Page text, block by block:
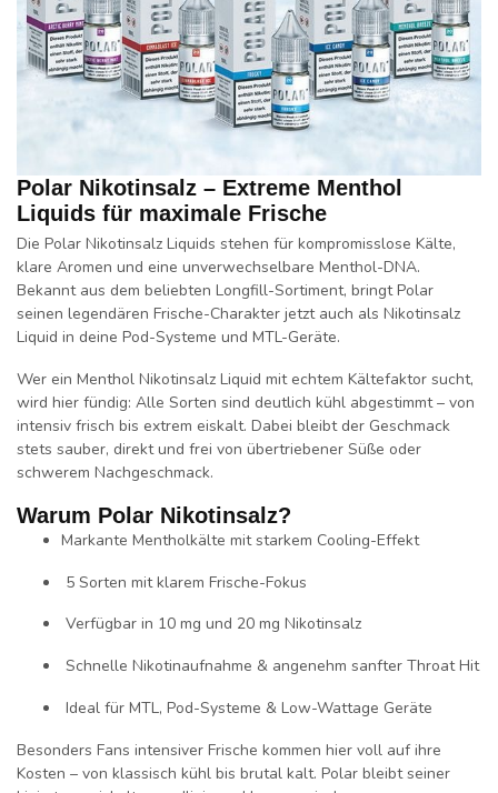
Polar Nikotinsalz – Extreme Menthol
Liquids für maximale Frische
Die Polar Nikotinsalz Liquids stehen für kompromisslose Kälte,
klare Aromen und eine unverwechselbare Menthol-DNA.
Bekannt aus dem beliebten Longfill-Sortiment, bringt Polar
seinen legendären Frische-Charakter jetzt auch als Nikotinsalz
Liquid in deine Pod-Systeme und MTL-Geräte.
Wer ein Menthol Nikotinsalz Liquid mit echtem Kältefaktor sucht,
wird hier fündig: Alle Sorten sind deutlich kühl abgestimmt – von
intensiv frisch bis extrem eiskalt. Dabei bleibt der Geschmack
stets sauber, direkt und frei von übertriebener Süße oder
schwerem Nachgeschmack.
Warum Polar Nikotinsalz?
Markante Mentholkälte mit starkem Cooling-Effekt
5 Sorten mit klarem Frische-Fokus
Verfügbar in 10 mg und 20 mg Nikotinsalz
Schnelle Nikotinaufnahme & angenehm sanfter Throat Hit
Ideal für MTL, Pod-Systeme & Low-Wattage Geräte
Besonders Fans intensiver Frische kommen hier voll auf ihre
Kosten – von klassisch kühl bis brutal kalt. Polar bleibt seiner